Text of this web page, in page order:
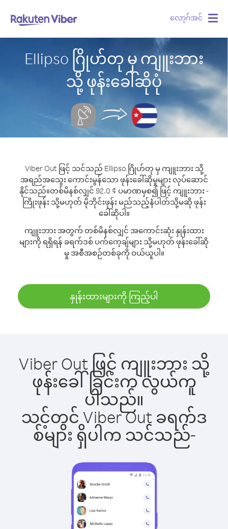
လော့ဂ်အင်
Ellipso ဂြိုဟ်တု မှ ကျူးဘား
သို့ ဖုန်းခေါ်ဆိုပုံ
Viber Out ဖြင့် သင်သည် Ellipso ဂြိုဟ်တု မှ ကျူးဘား သို့
အရည်အသွေး ကောင်းမွန်သော ဖုန်းခေါ်ဆိုမှုများ လုပ်ဆောင်
နိုင်သည်။တစ်မိနစ်လျှင် 92.0 ¢ ပမာဏမှစ၍ ဖြင့် ကျူးဘား -
ကြိုးဖုန်း သို့မဟုတ် မိုဘိုင်းဖုန်း မည်သည့်နံပါတ်သို့မဆို ဖုန်း
ခေါ်ဆိုပါ။
ကျူးဘား အတွက် တစ်မိနစ်လျှင် အကောင်းဆုံး နှုန်းထား
များကို ရရှိရန် ခရက်ဒစ် ပက်ကေ့ချ်များ သို့မဟုတ် ဖုန်းခေါ်ဆို
မှု အစီအစဉ်တစ်ခုကို ဝယ်ယူပါ။
နှုန်းထားများကို ကြည့်ပါ
Viber Out ဖြင့် ကျူးဘား သို့
ဖုန်းခေါ်ခြင်းက လွယ်ကူ
ပါသည်။
သင့်တွင် Viber Out ခရက်ဒ
စ်များ ရှိပါက သင်သည်-